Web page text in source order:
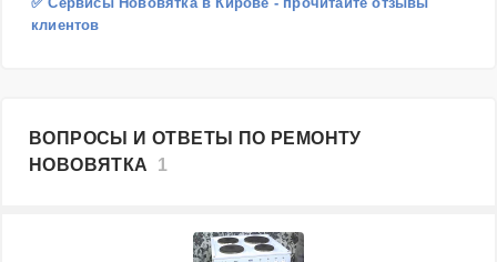
клиентов
ВОПРОСЫ И ОТВЕТЫ ПО РЕМОНТУ
НОВОВЯТКА 1